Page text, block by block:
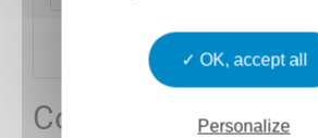
OK, accept all
Personalize